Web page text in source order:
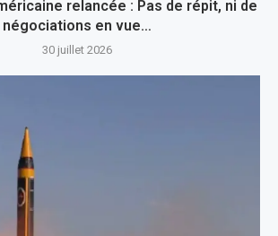
relancée : Pas de répit, ni de
négociations en vue…
30 juillet 2026